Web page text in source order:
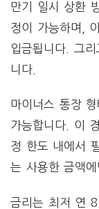
만기 일시 상환
정이 가능하며,
입금됩니다. 그
니다.
마이너스 통장
가능합니다. 이
정 한도 내에서
는 사용한 금액
금리는 최저 연